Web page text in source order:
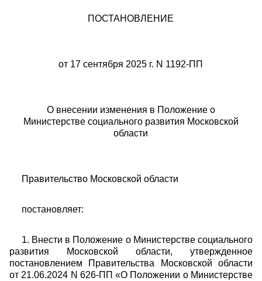
ПОСТАНОВЛЕНИЕ
от 17 сентября 2025 г. N 1192-ПП
О внесении изменения в Положение о
Министерстве социального развития Московской
области
Правительство Московской области
постановляет:
1. Внести в Положение о Министерстве социального
развития Московской области, утвержденное
постановлением Правительства Московской области
от 21.06.2024 N 626-ПП «О Положении о Министерстве